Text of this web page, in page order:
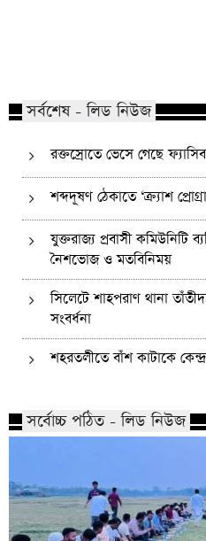
সর্বশেষ - লিড নিউজ
রক্তস্রোতে ভেসে গেছে
শব্দদূষণ ঠেকাতে ‘ক্র্যাশ
যুক্তরাজ্য প্রবাসী কমিউনিটি
নৈশভোজ ও মতবিনিময়
সিলেটে শাহপরাণ থানা
সংবর্ধনা
শহরতলীতে বাঁশ কাটাকে
সর্বোচ্চ পঠিত - লিড নিউজ